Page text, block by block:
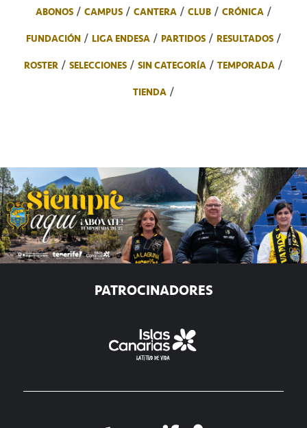
ABONOS CAMPUS CANTERA CLUB
CRÓNICA
FUNDACIÓN
LIGA ENDESA PARTIDOS
RESULTADOS
ROSTER
SELECCIONES SIN CATEGORÍA
TEMPORADA
TIENDA
PATROCINADORES